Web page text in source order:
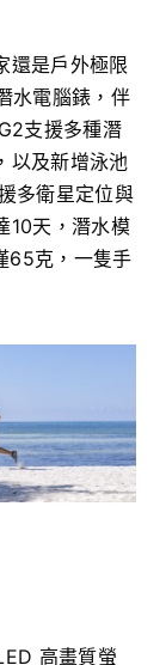
還是戶外極限
水電腦錶，伴
支援多種潛
以及新增泳池
多衛星定位與
10天，潛水模
65克，一隻手
高畫質螢